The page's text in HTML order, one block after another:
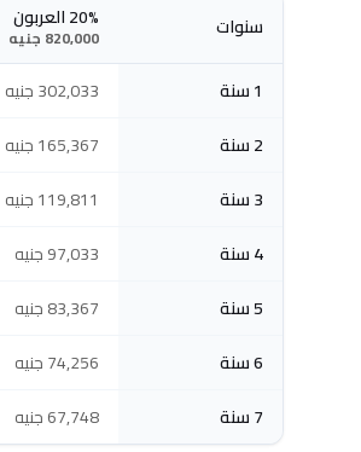
سنوات 20% العربون
820,000 جنيه
1 سنة 302,033 جنيه
2 سنة
165,367 جنيه
3 سنة
119,811 جنيه
4 سنة
97,033 جنيه
5 سنة
83,367 جنيه
6 سنة
74,256 جنيه
7 سنة
67,748 جنيه